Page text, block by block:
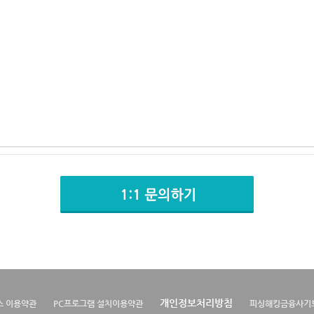
이용약관 PC프로그램 설치이용약관 개인정보처리방침 피싱해킹금융사기